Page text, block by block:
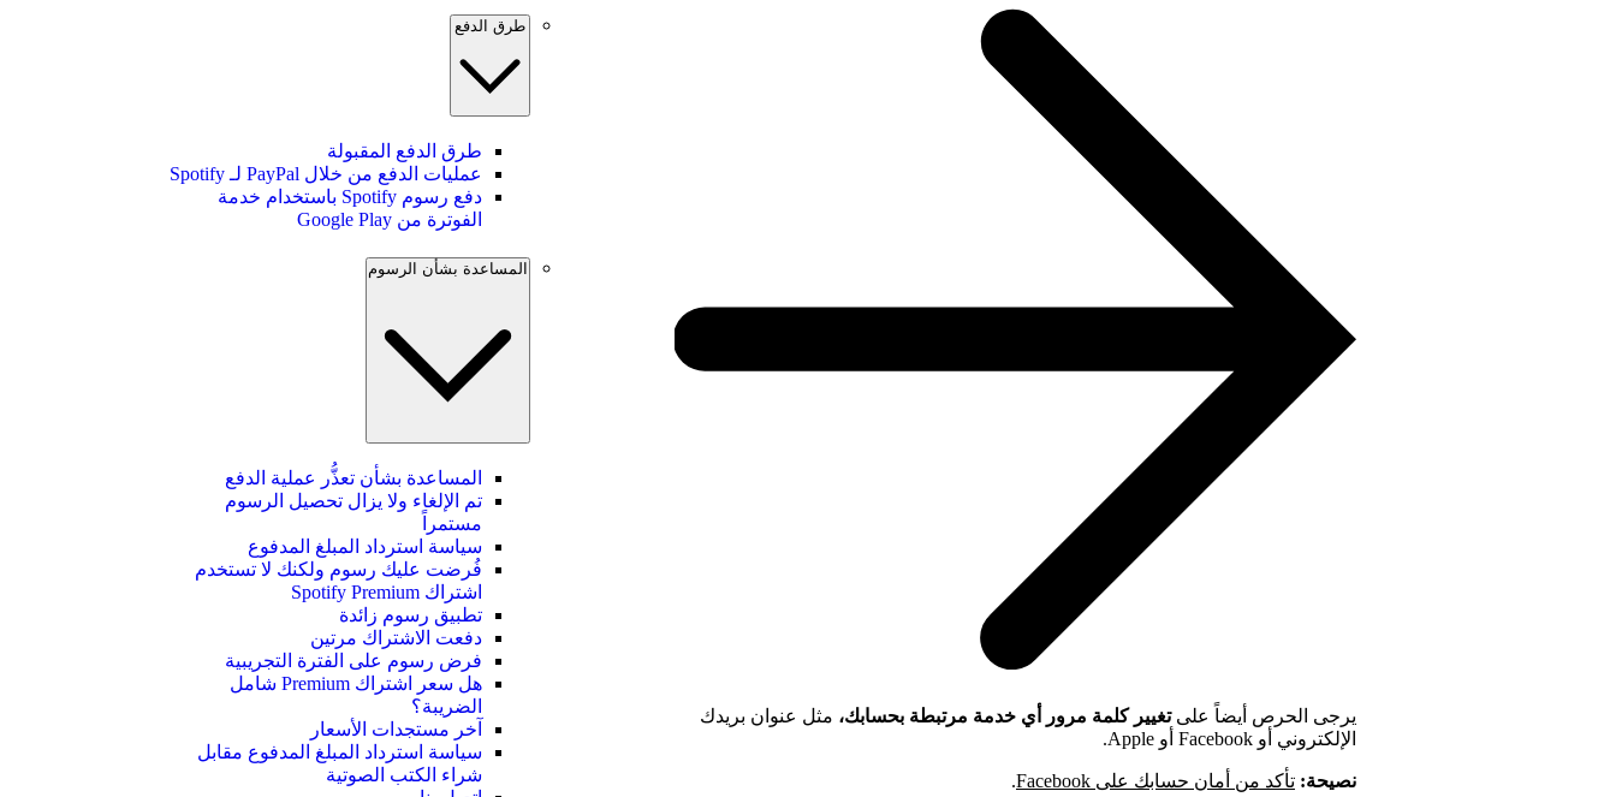
يرجى الحرص أيضاً علىتغيير كلمة مرور أي خدمة مرتبطة بحسابك، مثل عنوان بريدك
الإلكتروني أو Facebook أو Apple.
نصيحة: تأكد من أمان حسابك على Facebook .
طرق الدفع
طرق الدفع المقبولة
عمليات الدفع من خلال PayPal لـ Spotify
دفع رسوم Spotify باستخدام خدمة
الفوترة من Google Play
المساعدة بشأن الرسوم
المساعدة بشأن تعذُّر عملية الدفع
تم الإلغاء ولا يزال تحصيل الرسوم
مستمراً
سياسة استرداد المبلغ المدفوع
فُرضت عليك رسوم ولكنك لا تستخدم
اشتراك Spotify Premium
تطبيق رسوم زائدة
دفعت الاشتراك مرتين
فرض رسوم على الفترة التجريبية
هل سعر اشتراك Premium شامل
الضريبة؟
آخر مستجدات الأسعار
سياسة استرداد المبلغ المدفوع مقابل
شراء الكتب الصوتية